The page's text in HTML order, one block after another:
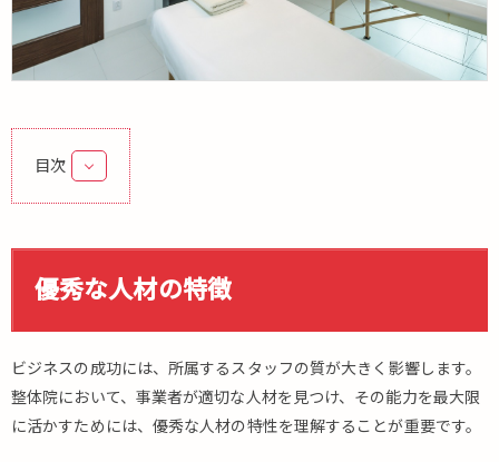
目次
1.
秀
な
人
特
徴
1.1.
優秀な人材の特徴
ビジネスの成功には、所属するスタッフの質が大きく影響します。
整体院において、事業者が適切な人材を見つけ、その能力を最大限
に活かすためには、優秀な人材の特性を理解することが重要です。